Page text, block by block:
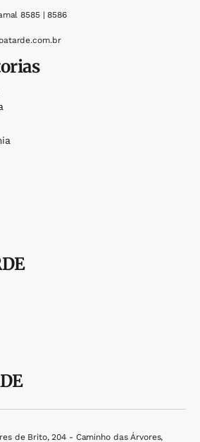
8585 | 8586
de Brito, 204 - Caminho das Árvores,